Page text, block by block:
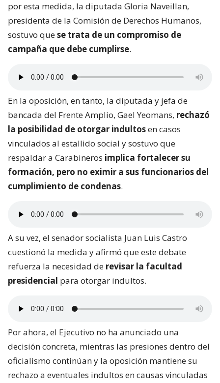
por esta medida, la diputada Gloria Naveillan,
presidenta de la Comisión de Derechos Humanos,
sostuvo quese trata de un compromiso de
campaña que debe cumplirse.
En la oposición, en tanto, la diputada y jefa de
bancada del Frente Amplio, Gael Yeomans, rechazó
la posibilidad de otorgar indultosen casos
vinculados al estallido social y sostuvo que
respaldar a Carabineros implica fortalecer su
formación, pero no eximir a sus funcionarios del
cumplimiento de condenas.
A su vez, el senador socialista Juan Luis Castro
cuestionó la medida y afirmó que este debate
refuerza la necesidad de revisar la facultad
presidencial para otorgar indultos.
Por ahora, el Ejecutivo no ha anunciado una
decisión concreta, mientras las presiones dentro del
oficialismo continúan y la oposición mantiene su
rechazo a eventuales indultos en causas vinculadas